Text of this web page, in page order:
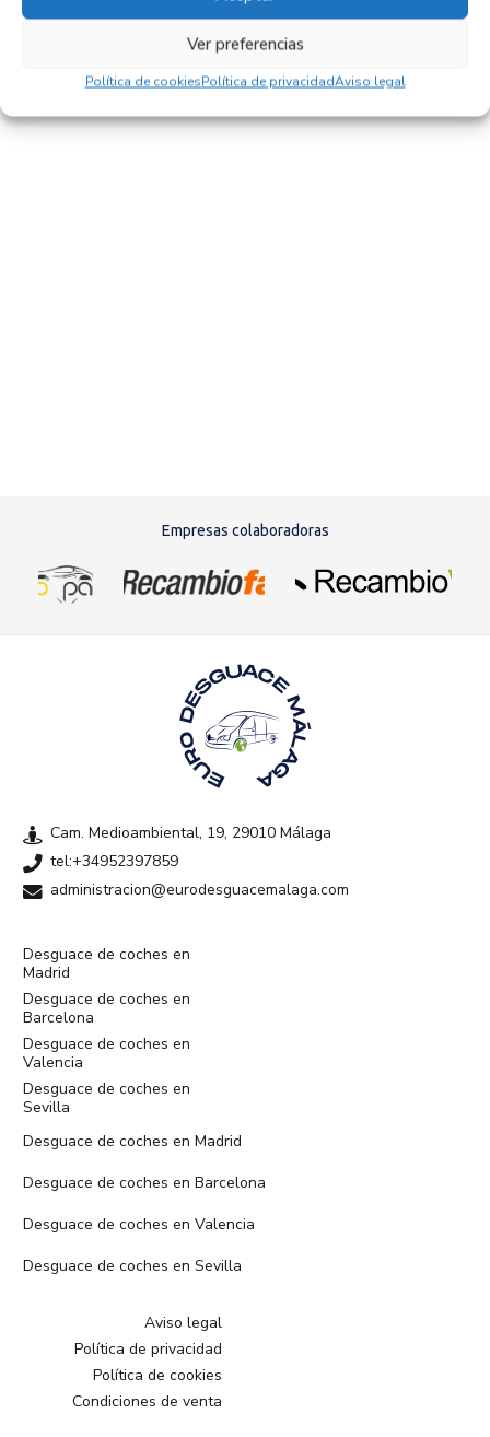
Ver preferencias
Política de cookiesPolítica de privacidadAviso legal
Empresas colaboradoras
Cam. Medioambiental, 19, 29010 Málaga
tel:+34952397859
administracion@eurodesguacemalaga.com
Desguace de coches en
Madrid
Desguace de coches en
Barcelona
Desguace de coches en
Valencia
Desguace de coches en
Sevilla
Desguace de coches en Madrid
Desguace de coches en Barcelona
Desguace de coches en Valencia
Desguace de coches en Sevilla
Aviso legal
Política de privacidad
Política de cookies
Condiciones de venta